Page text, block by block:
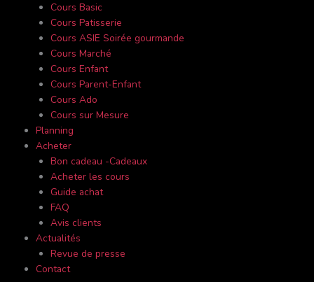
Cours Basic
Cours Patisserie
Cours ASIE Soirée gourmande
Cours Marché
Cours Enfant
Cours Parent-Enfant
Cours Ado
Cours sur Mesure
Planning
Acheter
Bon cadeau -Cadeaux
Acheter les cours
Guide achat
FAQ
Avis clients
Actualités
Revue de presse
Contact